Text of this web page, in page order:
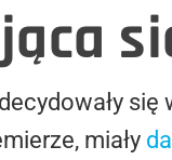
miały